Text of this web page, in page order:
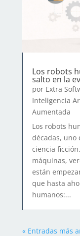
Los robots
salto en la
por Extra
Inteligencia
Aumentada
Los robots
décadas, uno
ciencia
máquinas,
están
que hasta
humanos:...
« Entradas más